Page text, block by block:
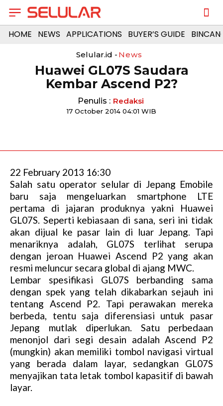
HOME NEWS APPLICATIONS BUYER’S GUIDE
Selular.id - News
Huawei GL07S Saudara
Kembar Ascend P2?
Penulis : Redaksi
17 October 2014 04:01 WIB
22 February 2013 16:30
Salah satu operator selular di Jepang Emobile
baru saja mengeluarkan smartphone LTE
pertama di jajaran produknya yakni Huawei
GL07S. Seperti kebiasaan di sana, seri ini tidak
akan dijual ke pasar lain di luar Jepang. Tapi
menariknya adalah, GL07S terlihat serupa
dengan jeroan Huawei Ascend P2 yang akan
resmi meluncur secara global di ajang MWC.
Lembar spesifikasi GL07S berbanding sama
dengan spek yang telah dikabarkan sejauh ini
tentang Ascend P2. Tapi perawakan mereka
berbeda, tentu saja diferensiasi untuk pasar
Jepang mutlak diperlukan. Satu perbedaan
menonjol dari segi desain adalah Ascend P2
(mungkin) akan memiliki tombol navigasi virtual
yang berada dalam layar, sedangkan GL07S
menyajikan tata letak tombol kapasitif di bawah
layar.